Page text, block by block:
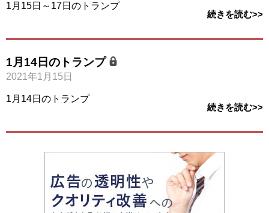
1月15日～17日のトランプ
続きを読む>>
1月14日のトランプ
2021年1月15日
1月14日のトランプ
続きを読む>>